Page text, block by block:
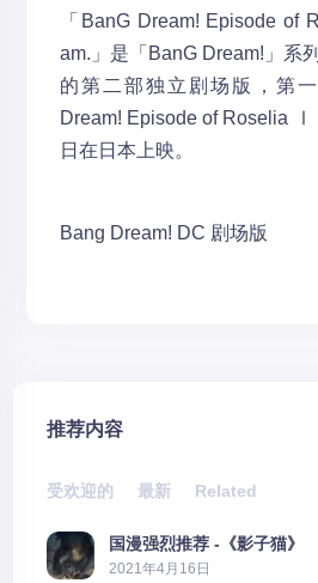
「BanG Dream! Episode of
am.」是「BanG Dream!」系
的第二部独立剧场版，第
Dream! Episode of Roselia Ⅰ
日在日本上映。
Bang Dream! DC 剧场版
推荐内容
受欢迎的 最新 Related
国漫强烈推荐 -《影子猫》
2021年4月16日